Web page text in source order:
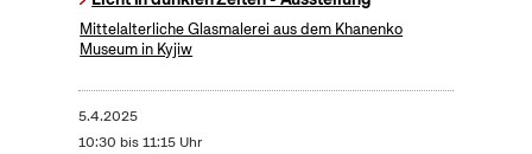
Mittelalterliche Glasmalerei aus dem Khanenko
Museum in Kyjiw
5.4.2025
10:30 bis 11:15 Uhr